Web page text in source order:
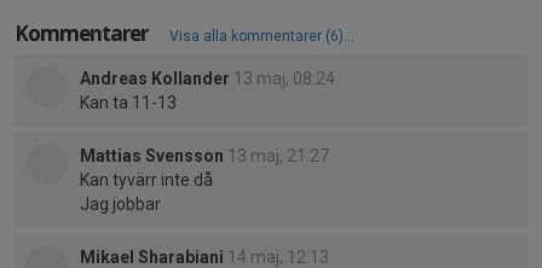
Kommentarer Visa alla kommentarer (6)...
Andreas Kollander 13 maj, 08:24
Kan ta 11-13
Mattias Svensson 13 maj, 21:27
Kan tyvärr inte då
Jag jobbar
Mikael Sharabiani 14 maj, 12:13